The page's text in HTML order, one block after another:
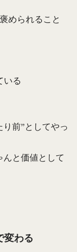
められること
いる
前”としてやっ
んと価値として
変わる